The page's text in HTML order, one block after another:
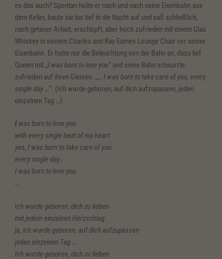
es das auch? Spontan holte er nach und nach seine Eisenbahn aus
dem Keller, baute sie bis tief in die Nacht auf und saß schließlich,
nach getaner Arbeit, erschöpft, aber hoch zufrieden mit einem Glas
Whiskey in seinem Charles and Ray Eames Lounge Chair vor seiner
Eisenbahn. Er hatte nur die Beleuchtung von der Bahn an, dazu lief
Queen mit „I was born to love you“ und seine Bahn schnurrte
zufrieden auf ihren Gleisen. „… I was born to take care of you, every
single day …“. (Ich wurde geboren, auf dich aufzupassen, jeden
einzelnen Tag …)
I was born to love you
with every single beat of my heart
yes, I was born to take care of you
every single day…
I was born to love you
…
Ich wurde geboren, dich zu lieben
mit jedem einzelnen Herzschlag
ja, ich wurde geboren, auf dich aufzupassen
jeden einzelnen Tag …
Ich wurde geboren, dich zu lieben